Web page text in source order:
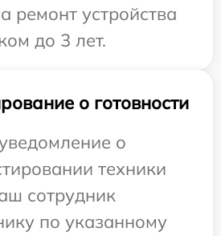
ремонт устройства
до 3 лет.
о готовности
о
техники
сотрудник
по указанному